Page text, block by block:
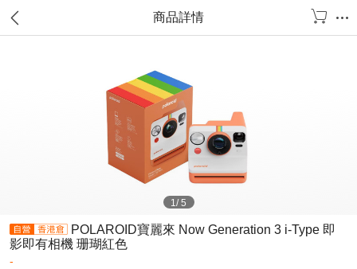
商品詳情
1/5
POLAROID寶麗來 Now Generation 3 i-Type 即
影即有相機 珊瑚紅色
-